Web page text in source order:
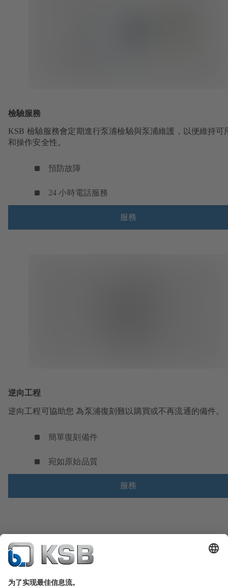
檢驗服務
KSB 檢驗服務會定期進行泵浦檢驗與泵浦維護，以便維持可
和操作安全性。
預防故障
24 小時電話服務
服務
逆向工程
逆向工程可協助您 為泵浦復刻難以購買或不再流通的備件。
簡單復刻備件
宛如原始品質
服務